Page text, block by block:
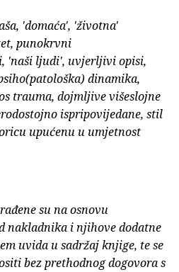
'domaća', 'životna'
punokrvni
'naši ljudi', uvjerljivi opisi,
dinamika,
trauma, dojmljive višeslojne
ispripovijedane, stil
upućenu u umjetnost
su na osnovu
nakladnika i njihove dodatne
uvida u sadržaj knjige, te se
bez prethodnog dogovora s